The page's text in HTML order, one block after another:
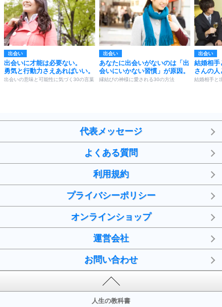
出会い
出会いに才能は必要ない。
勇気と行動力さえあればいい。
出会いの意味と可能性に気づく30の言葉
出会い
あなたに出会いがないのは「出
会いにいかない習慣」が原因。
縁結びの神様に愛される30の方法
出会い
結婚相手
さんの
結婚相手と
代表メッセージ
よくある質問
利用規約
プライバシーポリシー
オンラインショップ
運営会社
お問い合わせ
人生の教科書